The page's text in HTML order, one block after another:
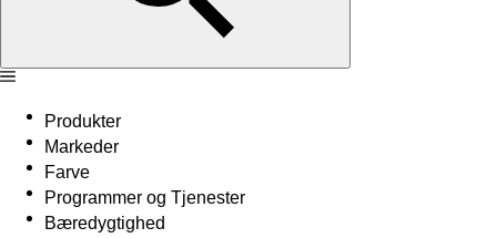
Produkter
Markeder
Farve
Programmer og Tjenester
Bæredygtighed